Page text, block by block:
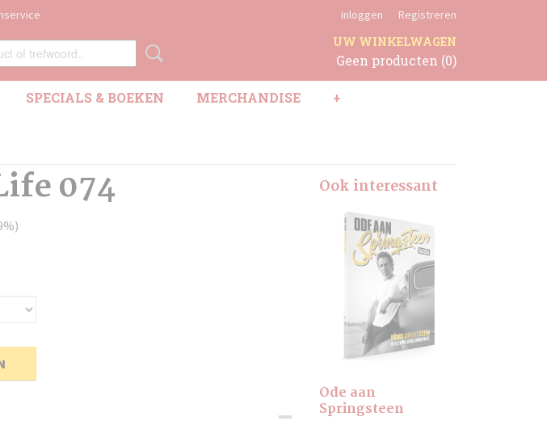
Inloggen Registreren
UW WINKELWAGEN
Geen producten (0)
SPECIALS & BOEKEN MERCHANDISE +
074 Ook interessant
Ode aan
Springsteen